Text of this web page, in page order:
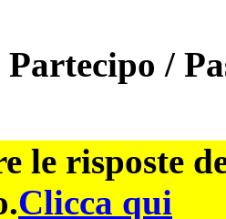
Partecipo /
le risposte
Clicca qui